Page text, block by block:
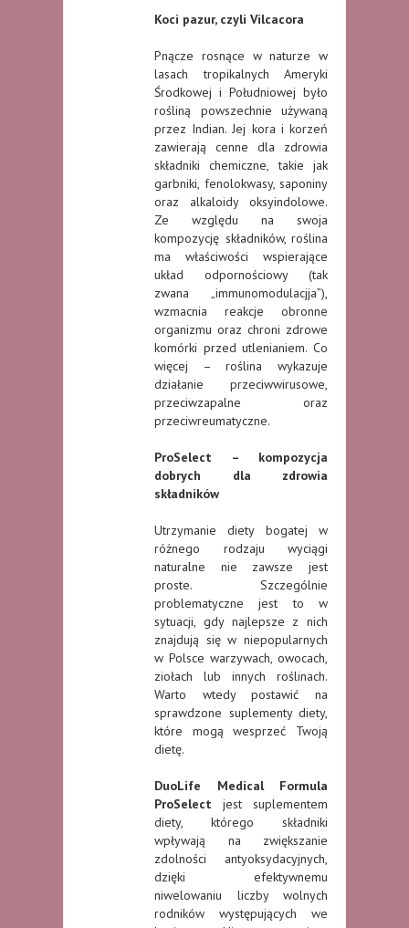
Koci pazur, czyli Vilcacora
Pnącze rosnące w naturze w
lasach tropikalnych Ameryki
Środkowej i Południowej było
rośliną powszechnie używaną
przez Indian. Jej kora i korzeń
zawierają cenne dla zdrowia
składniki chemiczne, takie jak
garbniki, fenolokwasy, saponiny
oraz alkaloidy oksyindolowe.
Ze względu na swoja
kompozycję składników, roślina
ma właściwości wspierające
układ odpornościowy (tak
zwana „immunomodulacjja”),
wzmacnia reakcje obronne
organizmu oraz chroni zdrowe
komórki przed utlenianiem. Co
więcej – roślina wykazuje
działanie przeciwwirusowe,
przeciwzapalne oraz
przeciwreumatyczne.
ProSelect – kompozycja
dobrych dla zdrowia
składników
Utrzymanie diety bogatej w
różnego rodzaju wyciągi
naturalne nie zawsze jest
proste. Szczególnie
problematyczne jest to w
sytuacji, gdy najlepsze z nich
znajdują się w niepopularnych
w Polsce warzywach, owocach,
ziołach lub innych roślinach.
Warto wtedy postawić na
sprawdzone suplementy diety,
które mogą wesprzeć Twoją
dietę.
DuoLife Medical Formula
ProSelect jest suplementem
diety, którego składniki
wpływają na zwiększanie
zdolności antyoksydacyjnych,
dzięki efektywnemu
niwelowaniu liczby wolnych
rodników występujących we